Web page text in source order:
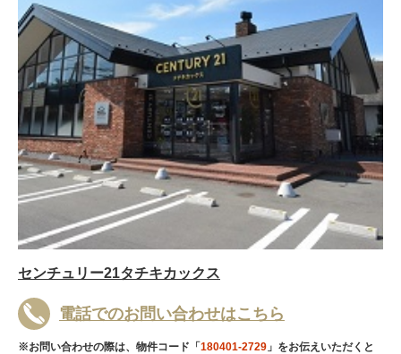
センチュリー21タチキカックス
電話でのお問い合わせはこちら
※お問い合わせの際は、物件コード「180401-2729 」をお伝えいただくと